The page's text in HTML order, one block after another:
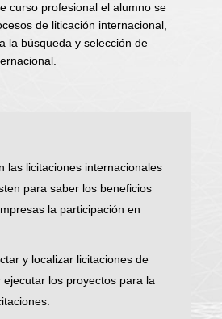
curso profesional el alumno se
de liticación internacional,
la búsqueda y selección de
las licitaciones internacionales
para saber los beneficios
la participación en
y localizar licitaciones de
ejecutar los proyectos para la